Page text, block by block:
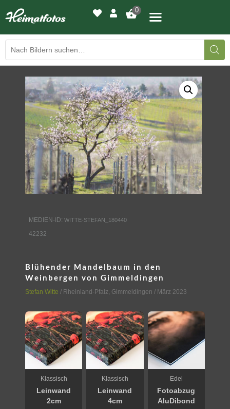
0
BILDERGALERIE
DRUCKQUALITÄTEN
LED-LEUCHTBILDER
WIR DRUCKEN IHR BILD
AUSSTELLUNGEN
KONTAKT
MEDIEN-ID: WITTE-STEFAN_180440
42232
Blühender Mandelbaum in den
Weinbergen von Gimmeldingen
Stefan Witte / Rheinland-Pfalz, Gimmeldingen / März 2023
Klassisch
Leinwand
2cm
Klassisch
Leinwand
4cm
Edel
Fotoabzug
AluDibond